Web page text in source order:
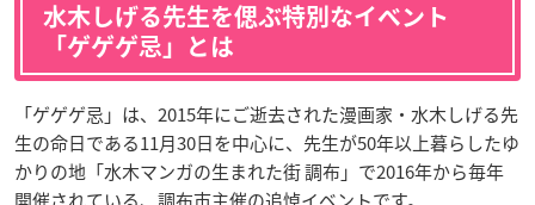
水木しげる先生を偲ぶ特別なイベント
「ゲゲゲ忌」とは
「ゲゲゲ忌」は、2015年にご逝去された漫画家・水木しげる先
生の命日である11月30日を中心に、先生が50年以上暮らしたゆ
かりの地「水木マンガの生まれた街 調布」で2016年から毎年